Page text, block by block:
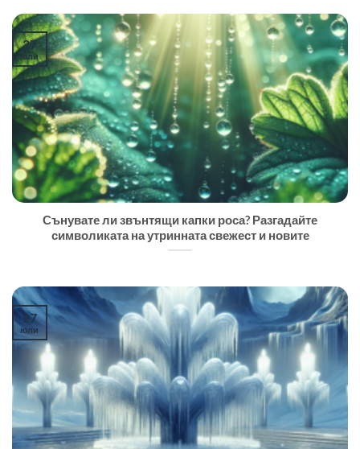
Сънувате ли звънтящи капки роса? Разгадайте
символиката на утринната свежест и новите
27
юли
27
юли